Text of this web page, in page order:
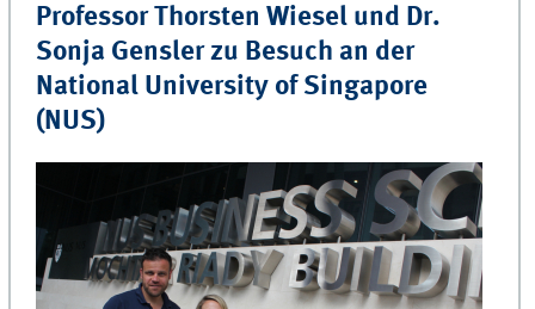
Professor Thorsten Wiesel und Dr.
Sonja Gensler zu Besuch an der
National University of Singapore
(NUS)